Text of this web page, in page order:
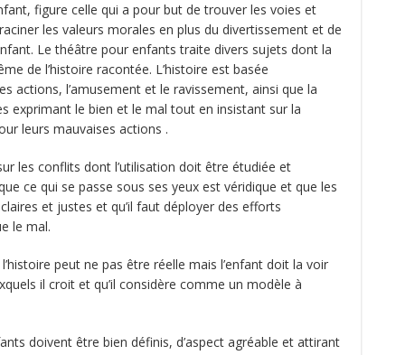
figure celle qui a pour but de trouver les voies et
les valeurs morales en plus du divertissement et de
Le théâtre pour enfants traite divers sujets dont la
de l’histoire racontée. L’histoire est basée
actions, l’amusement et le ravissement, ainsi que la
exprimant le bien et le mal tout en insistant sur la
leurs mauvaises actions .
les conflits dont l’utilisation doit être étudiée et
ce qui se passe sous ses yeux est véridique et que les
et justes et qu’il faut déployer des efforts
le mal.
peut ne pas être réelle mais l’enfant doit la voir
il croit et qu’il considère comme un modèle à
doivent être bien définis, d’aspect agréable et attirant